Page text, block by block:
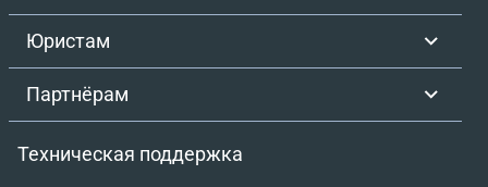
Юристам
Партнёрам
Техническая поддержка